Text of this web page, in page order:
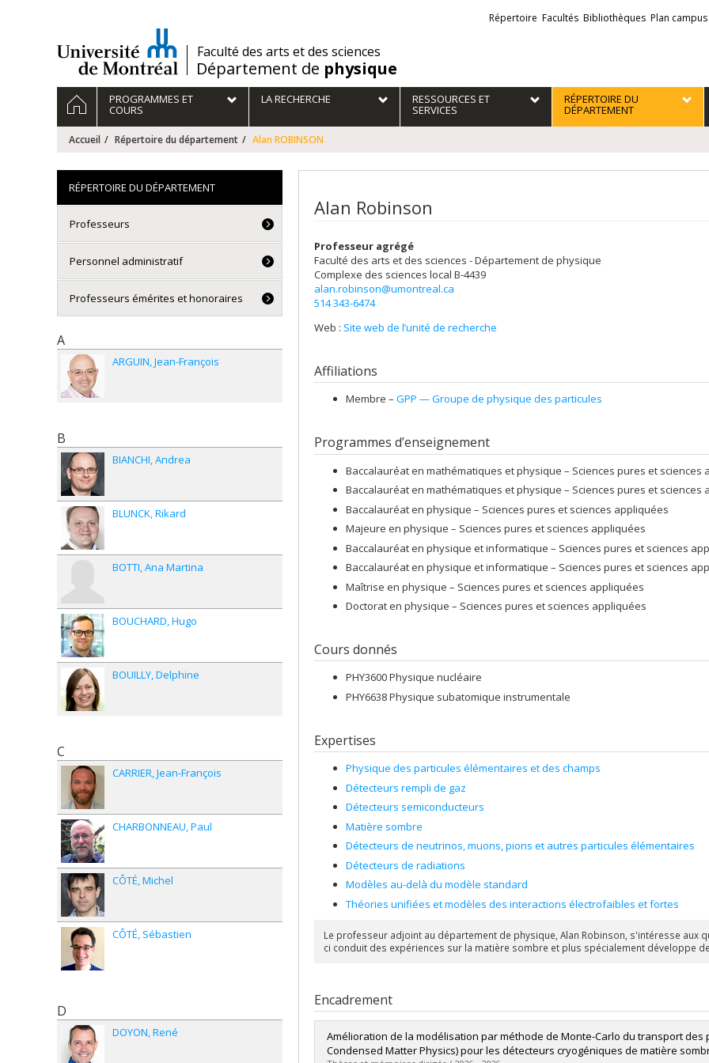
/Faculté des arts et des sciences
Département de physique
Liens
externes
Répertoire Facultés Bibliothèques Plan campus
Navigation
principale
ACCUEILPROGRAMMES ET
COURS
LA RECHERCHE RESSOURCES ET
SERVICES
RÉPERTOIRE DU
DÉPARTEMENT
Accueil Répertoire du département Alan ROBINSON
Alan Robinson
Professeur agrégé
Faculté des arts et des sciences - Département de physique
Complexe des sciences local B-4439
alan.robinson@umontreal.ca
514 343-6474
Web : Site web de l’unité de recherche
Affiliations
Membre – GPP — Groupe de physique des particules
Programmes d’enseignement
Baccalauréat en mathématiques et physique – Sciences pures et sciences
Baccalauréat en mathématiques et physique – Sciences pures et sciences
Baccalauréat en physique – Sciences pures et sciences appliquées
Majeure en physique – Sciences pures et sciences appliquées
Baccalauréat en physique et informatique – Sciences pures et sciences
Baccalauréat en physique et informatique – Sciences pures et sciences
Maîtrise en physique – Sciences pures et sciences appliquées
Doctorat en physique – Sciences pures et sciences appliquées
Cours donnés
PHY3600 Physique nucléaire
PHY6638 Physique subatomique instrumentale
Expertises
Physique des particules élémentaires et des champs
Détecteurs rempli de gaz
Détecteurs semiconducteurs
Matière sombre
Détecteurs de neutrinos, muons, pions et autres particules élémentaires
Détecteurs de radiations
Modèles au-delà du modèle standard
Théories unifiées et modèles des interactions électrofaibles et fortes
Le professeur adjoint au département de physique, Alan Robinson, s'intéresse aux
ci conduit des expériences sur la matière sombre et plus spécialement développe
Encadrement
Amélioration de la modélisation par méthode de Monte-Carlo du transport des
Condensed Matter Physics) pour les détecteurs cryogéniques de matière
RÉPERTOIRE DU DÉPARTEMENT
Professeurs
Personnel administratif
Professeurs émérites et honoraires
A
ARGUIN Jean-François
B
BIANCHI Andrea
BLUNCK Rikard
BOTTI Ana Martina
BOUCHARD Hugo
BOUILLY Delphine
C
CARRIER Jean-François
CHARBONNEAU Paul
CÔTÉ Michel
CÔTÉ Sébastien
D
DOYON René